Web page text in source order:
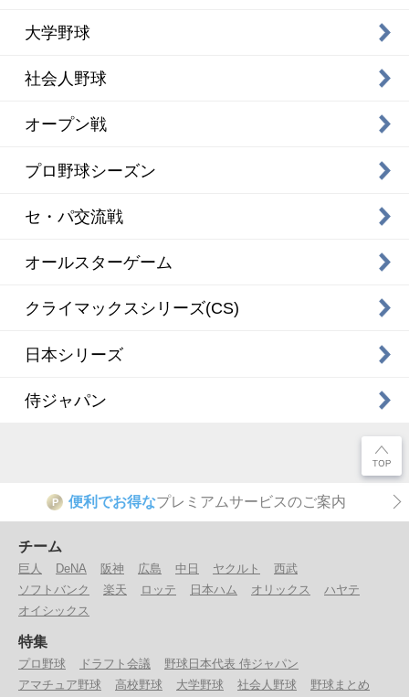
大学野球
社会人野球
オープン戦
プロ野球シーズン
セ・パ交流戦
オールスターゲーム
クライマックスシリーズ(CS)
日本シリーズ
侍ジャパン
P 便利でお得なプレミアムサービスのご案内
チーム
巨人 DeNA 阪神 広島 中日 ヤクルト
西武
ソフトバンク
楽天 ロッテ 日本ハム オリックス
ハヤテ
オイシックス
特集
プロ野球 ドラフト会議
野球日本代表 侍ジャパン
アマチュア野球
高校野球 大学野球 社会人野球 野球まとめ